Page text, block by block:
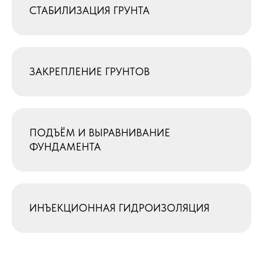
СТАБИЛИЗАЦИЯ ГРУНТА
ЗАКРЕПЛЕНИЕ ГРУНТОВ
ПОДЪЁМ И ВЫРАВНИВАНИЕ
ФУНДАМЕНТА
ИНЪЕКЦИОННАЯ ГИДРОИЗОЛЯЦИЯ